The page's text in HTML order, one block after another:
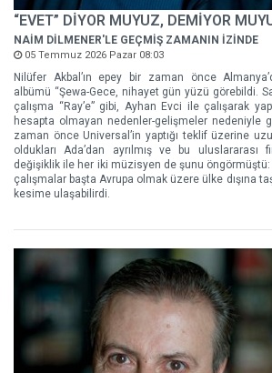
“EVET” DİYOR MUYUZ, DEMİYOR
NAİM DİLMENER'LE GEÇMİŞ ZAMANIN İZİNDE
05 Temmuz 2026 Pazar 08:03
Nilüfer Akbal’ın epey bir zaman önce
albümü “Şewa-Gece, nihayet gün yüzü görebildi.
çalışma “Ray’e” gibi, Ayhan Evci ile çalışarak
hesapta olmayan nedenler-gelişmeler nedeniyle
zaman önce Universal’in yaptığı teklif üzerine
oldukları Ada’dan ayrılmış ve bu uluslararası
değişiklik ile her iki müzisyen de şunu öngörmüştü:
çalışmalar başta Avrupa olmak üzere ülke dışına
kesime ulaşabilirdi.